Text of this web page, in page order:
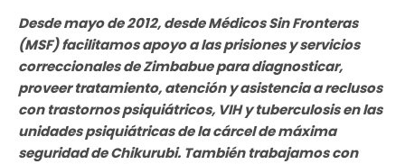
Desde mayo de 2012, desde Médicos Sin Fronteras
(MSF) facilitamos apoyo a las prisiones y servicios
correccionales de Zimbabue para diagnosticar,
proveer tratamiento, atención y asistencia a reclusos
con trastornos psiquiátricos, VIH y tuberculosis en las
unidades psiquiátricas de la cárcel de máxima
seguridad de Chikurubi. También trabajamos con